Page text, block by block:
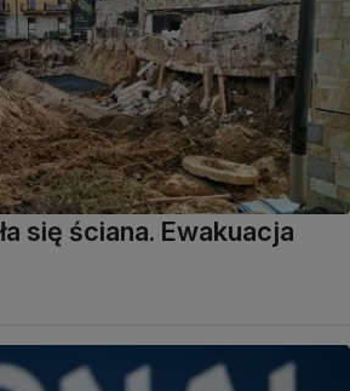
się ściana. Ewakuacja